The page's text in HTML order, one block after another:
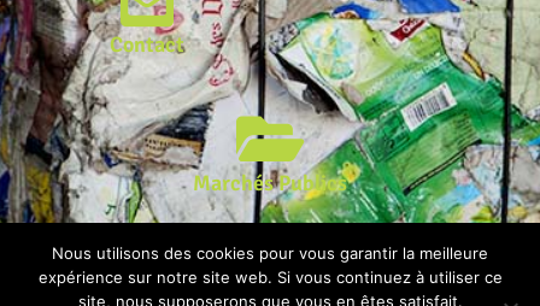
Contact
Marchés Publics
© Syndicat Mixte Centre Nord Atlantique | Conception : Agence
NÂOnoum |Mentions légales & Gestion des données
Nous utilisons des cookies pour vous garantir la meilleure
expérience sur notre site web. Si vous continuez à utiliser ce
site, nous supposerons que vous en êtes satisfait.